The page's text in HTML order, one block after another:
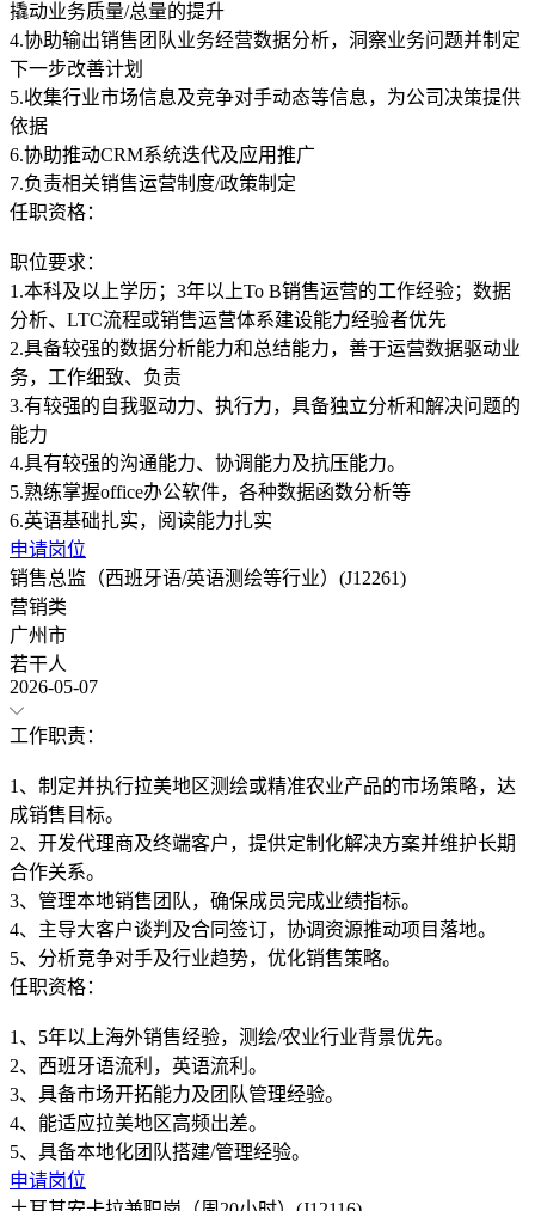
撬动业务质量/总量的提升
4.协助输出销售团队业务经营数据分析，洞察业务问题并制定
下一步改善计划
5.收集行业市场信息及竞争对手动态等信息，为公司决策提供
依据
6.协助推动CRM系统迭代及应用推广
任职资格：
职位要求：
1.本科及以上学历；3年以上To B销售运营的工作经验；数据
分析、LTC流程或销售运营体系建设能力经验者优先
2.具备较强的数据分析能力和总结能力，善于运营数据驱动业
务，工作细致、负责
3.有较强的自我驱动力、执行力，具备独立分析和解决问题的
能力
4.具有较强的沟通能力、协调能力及抗压能力。
5.熟练掌握office办公软件，各种数据函数分析等
申请岗位
销售总监（西班牙语/英语测绘等行业）(J12261)
营销类
广州市
若干人
2026-05-07
工作职责：
1、制定并执行拉美地区测绘或精准农业产品的市场策略，达
成销售目标。
2、开发代理商及终端客户，提供定制化解决方案并维护长期
合作关系。
3、管理本地销售团队，确保成员完成业绩指标。
4、主导大客户谈判及合同签订，协调资源推动项目落地。
任职资格：
1、5年以上海外销售经验，测绘/农业行业背景优先。
2、西班牙语流利，英语流利。
3、具备市场开拓能力及团队管理经验。
4、能适应拉美地区高频出差。
申请岗位